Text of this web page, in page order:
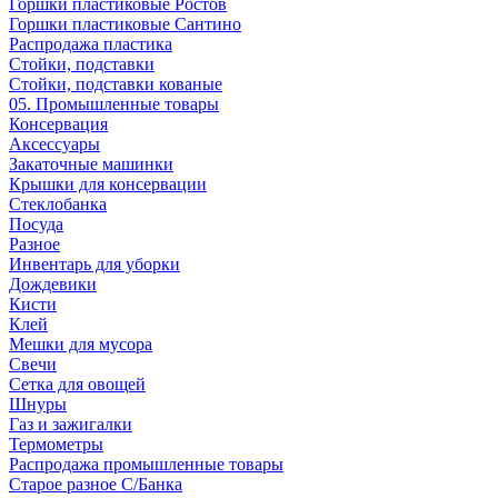
Горшки пластиковые Ростов
Горшки пластиковые Сантино
Распродажа пластика
Стойки, подставки
Стойки, подставки кованые
05. Промышленные товары
Консервация
Аксессуары
Закаточные машинки
Крышки для консервации
Стеклобанка
Посуда
Разное
Инвентарь для уборки
Дождевики
Кисти
Клей
Мешки для мусора
Свечи
Сетка для овощей
Шнуры
Газ и зажигалки
Термометры
Распродажа промышленные товары
Старое разное С/Банка